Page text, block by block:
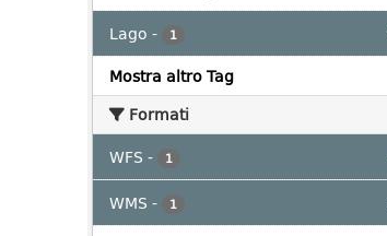
Lago - 1
Mostra altro Tag
Formati
WFS - 1
WMS - 1